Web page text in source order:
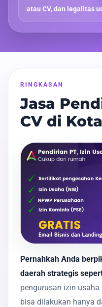
atau CV, dan legalitas
RINGKASAN
Jasa
CV di
Pernahkah Anda
daerah strategis
pengurusan izin
bisa dilakukan hanya